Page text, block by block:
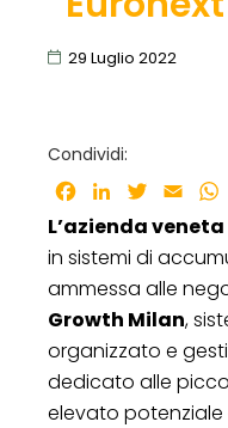
29 Luglio 2022
Condividi:
Facebook
LinkedInTwitter
Email
L’azienda veneta
in sistemi di
ammessa alle
Growth Milan,
organizzato e
dedicato alle
elevato potenziale